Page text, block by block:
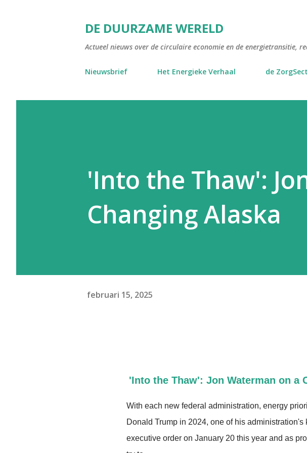
DE DUURZAME WERELD
Actueel nieuws over de circulaire economie en de energietransitie,
Nieuwsbrief Het Energieke Verhaal de
'Into the Thaw':
Changing Alaska
februari 15, 2025
'Into the Thaw': Jon Waterman on a
With each new federal administration, energy
Donald Trump in 2024, one of his administration's
executive order on January 20 this year and as